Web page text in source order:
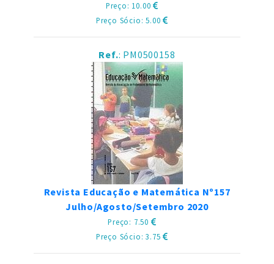
Preço: 10.00
Preço Sócio: 5.00
Ref.: PM0500158
Revista Educação e Matemática Nº157
Julho/Agosto/Setembro 2020
Preço: 7.50
Preço Sócio: 3.75